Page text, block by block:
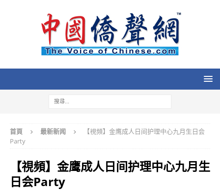
首頁 最新新闻
【視頻】金鹰成人日间护理中心九月生日会
Party
【視頻】金鹰成人日间护理中心九月生
日会Party